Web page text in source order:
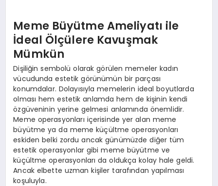
Meme Büyütme Ameliyatı ile
İdeal Ölçülere Kavuşmak
Mümkün
Dişiliğin sembolü olarak görülen memeler kadın
vücudunda estetik görünümün bir parçası
konumdalar. Dolayısıyla memelerin ideal boyutlarda
olması hem estetik anlamda hem de kişinin kendi
özgüveninin yerine gelmesi anlamında önemlidir.
Meme operasyonları içerisinde yer alan meme
büyütme ya da meme küçültme operasyonları
eskiden belki zordu ancak günümüzde diğer tüm
estetik operasyonlar gibi meme büyütme ve
küçültme operasyonları da oldukça kolay hale geldi.
Ancak elbette uzman kişiler tarafından yapılması
koşuluyla.